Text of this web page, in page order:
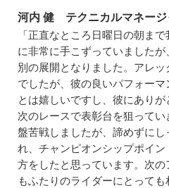
河内 健 テクニカルマネージ
「正直なところ日曜日の朝ま
に非常に手こずっていました
別の展開となりました。アレ
でしたが、彼の良いパフォーマ
とは嬉しいですし、彼にあり
次のレースで表彰台を狙って
盤苦戦しましたが、諦めずにし
れ、チャンピオンシップポイ
方をしたと思っています。次
もふたりのライダーにとって